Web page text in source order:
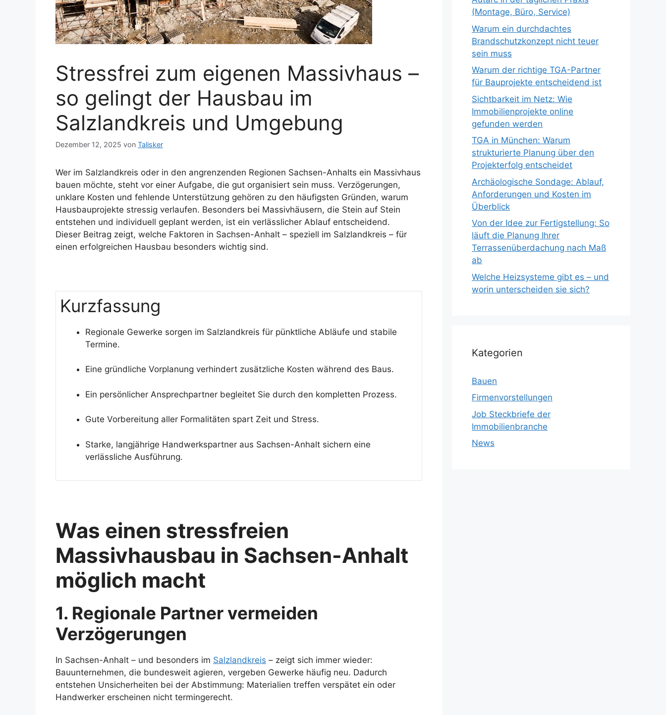
Stressfrei zum eigenen Massivhaus –
so gelingt der Hausbau im
Salzlandkreis und Umgebung
Dezember 12, 2025 von Talisker
Wer im Salzlandkreis oder in den angrenzenden Regionen Sachsen-Anhalts ein Massivhaus
bauen möchte, steht vor einer Aufgabe, die gut organisiert sein muss. Verzögerungen,
unklare Kosten und fehlende Unterstützung gehören zu den häufigsten Gründen, warum
Hausbauprojekte stressig verlaufen. Besonders bei Massivhäusern, die Stein auf Stein
entstehen und individuell geplant werden, ist ein verlässlicher Ablauf entscheidend.
Dieser Beitrag zeigt, welche Faktoren in Sachsen-Anhalt – speziell im Salzlandkreis – für
einen erfolgreichen Hausbau besonders wichtig sind.
Kurzfassung
Regionale Gewerke sorgen im Salzlandkreis für pünktliche Abläufe und stabile
Termine.
Eine gründliche Vorplanung verhindert zusätzliche Kosten während des Baus.
Ein persönlicher Ansprechpartner begleitet Sie durch den kompletten Prozess.
Gute Vorbereitung aller Formalitäten spart Zeit und Stress.
Starke, langjährige Handwerkspartner aus Sachsen-Anhalt sichern eine
verlässliche Ausführung.
Was einen stressfreien
Massivhausbau in Sachsen-Anhalt
möglich macht
1. Regionale Partner vermeiden
Verzögerungen
In Sachsen-Anhalt – und besonders im Salzlandkreis – zeigt sich immer wieder:
Bauunternehmen, die bundesweit agieren, vergeben Gewerke häufig neu. Dadurch
entstehen Unsicherheiten bei der Abstimmung: Materialien treffen verspätet ein oder
Handwerker erscheinen nicht termingerecht.
(Montage, Büro, Service)
Warum ein durchdachtes
Brandschutzkonzept nicht teuer
sein muss
Warum der richtige TGA-Partner
für Bauprojekte entscheidend ist
Sichtbarkeit im Netz: Wie
Immobilienprojekte online
gefunden werden
TGA in München: Warum
strukturierte Planung über den
Projekterfolg entscheidet
Archäologische Sondage: Ablauf,
Anforderungen und Kosten im
Überblick
Von der Idee zur Fertigstellung: So
läuft die Planung Ihrer
Terrassenüberdachung nach Maß
ab
Welche Heizsysteme gibt es – und
worin unterscheiden sie sich?
Kategorien
Bauen
Firmenvorstellungen
Job Steckbriefe der
Immobilienbranche
News